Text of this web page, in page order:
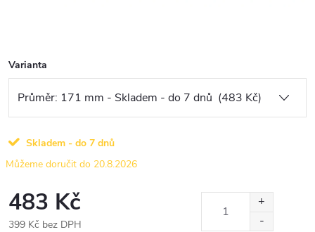
Varianta
Skladem - do 7 dnů
20.8.2026
483 Kč
399 Kč bez DPH